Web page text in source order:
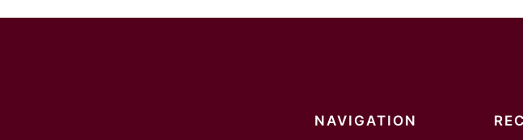
NAVIGATION